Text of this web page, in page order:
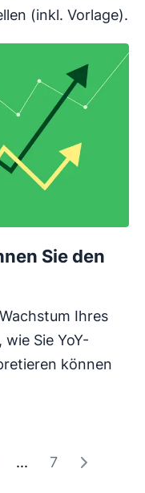
(inkl. Vorlage).
Sie den
Ihres
Sie YoY-
können
... 7